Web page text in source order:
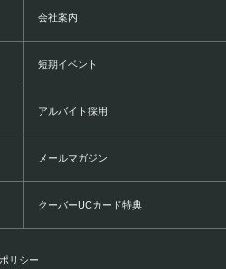
会社案内
短期イベント
アルバイト採用
メールマガジン
クーバーUCカード特典
リシー